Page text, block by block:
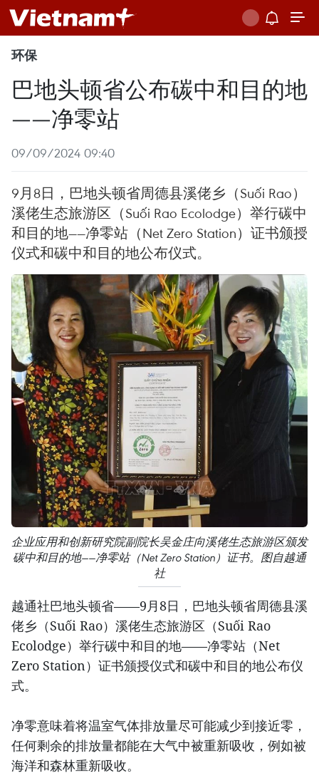
环保
巴地头顿省公布碳中和目的地
——净零站
09/09/2024 09:40
9月8日，巴地头顿省周德县溪佬乡（Suối Rao）
溪佬生态旅游区（Suối Rao Ecolodge）举行碳中
和目的地——净零站（Net Zero Station）证书颁授
仪式和碳中和目的地公布仪式。
企业应用和创新研究院副院长吴金庄向溪佬生态旅游区颁发
碳中和目的地——净零站（Net Zero Station）证书。图自越通
社
越通社巴地头顿省——9月8日，巴地头顿省周德县溪
佬乡（Suối Rao）溪佬生态旅游区（Suối Rao
Ecolodge）举行碳中和目的地——净零站（Net
Zero Station）证书颁授仪式和碳中和目的地公布仪
式。
净零意味着将温室气体排放量尽可能减少到接近零，
任何剩余的排放量都能在大气中被重新吸收，例如被
海洋和森林重新吸收。